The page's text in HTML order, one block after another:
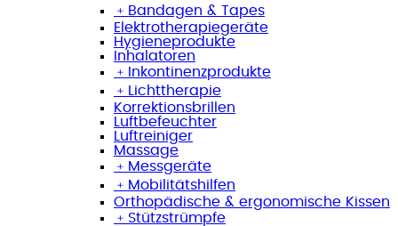
﹢ Bandagen & Tapes
Elektrotherapiegeräte
Hygieneprodukte
Inhalatoren
﹢
Inkontinenzprodukte
﹢
Lichttherapie
Korrektionsbrillen
Luftbefeuchter
Luftreiniger
Massage
﹢ Messgeräte
﹢ Mobilitätshilfen
Orthopädische & ergonomische Kissen
﹢ Stützstrümpfe